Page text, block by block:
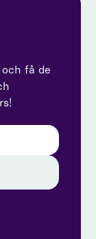
få de